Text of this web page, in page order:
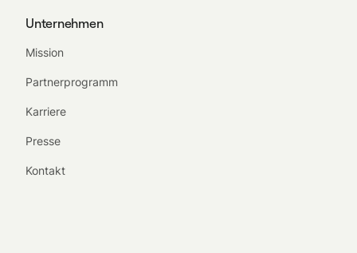
Unternehmen
Mission
Partnerprogramm
Karriere
Presse
Kontakt